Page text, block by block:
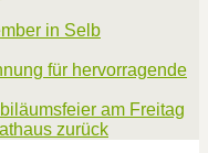
in Selb
für hervorragende
am Freitag
zurück